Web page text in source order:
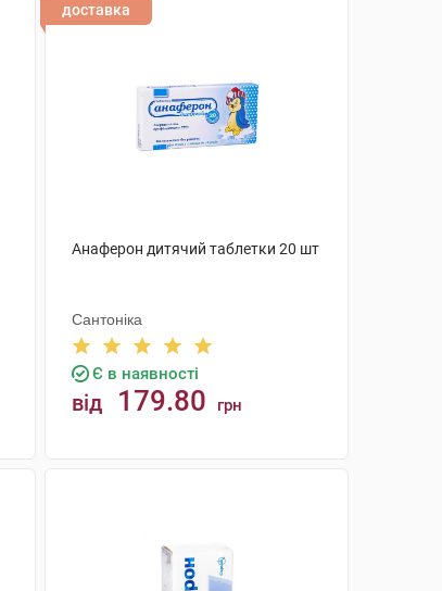
доставка
Анаферон дитячий таблетки 20 шт
Сантоніка
Є в наявності
від 179.80 грн